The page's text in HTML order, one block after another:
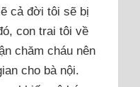
cả đời tôi sẽ bị
con trai tôi về
chăm cháu nên
cho bà nội.